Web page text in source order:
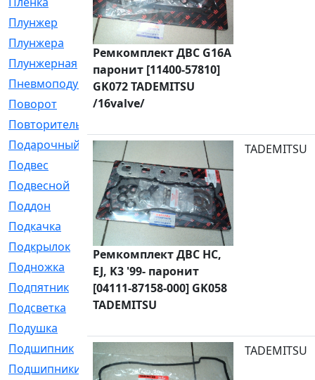
Плунжер
[1]
Плунжера
[64]
Плунжерная
[91]
Пневмоподушка
[2]
Поворот
[12]
Повторитель
Подарочный
[3]
Подвес
[16]
Подвесной
[7]
Поддон
[18]
Подкачка
[5]
Подкрылок
[128]
Подножка
[16]
Подпятник
[1]
Подсветка
[1]
Подушка
Подшипник
[1825]
Подшипники
[106]
Ремкомплект ДВС G16A
паронит [11400-57810]
GK072 TADEMITSU
/16valve/
Ремкомплект ДВС HC,
EJ, K3 '99- паронит
[04111-87158-000] GK058
TADEMITSU
TADEMITSU
TADEMITSU